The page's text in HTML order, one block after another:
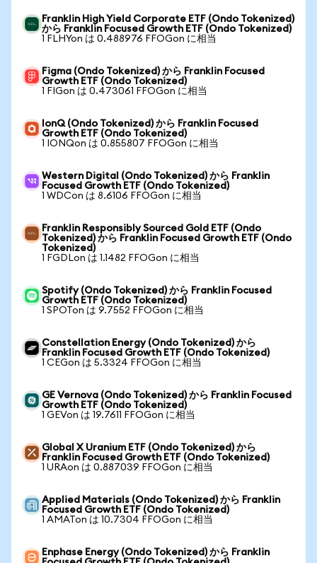
Franklin High Yield Corporate ETF (Ondo Tokenized)
から Franklin Focused Growth ETF (Ondo Tokenized)
1 FLHYon は 0.488976 FFOGon に相当
Figma (Ondo Tokenized) から Franklin Focused
Growth ETF (Ondo Tokenized)
1 FIGon は 0.473061 FFOGon に相当
IonQ (Ondo Tokenized) から Franklin Focused
Growth ETF (Ondo Tokenized)
1 IONQon は 0.855807 FFOGon に相当
Western Digital (Ondo Tokenized) から Franklin
Focused Growth ETF (Ondo Tokenized)
1 WDCon は 8.6106 FFOGon に相当
Franklin Responsibly Sourced Gold ETF (Ondo
Tokenized) から Franklin Focused Growth ETF (Ondo
Tokenized)
1 FGDLon は 1.1482 FFOGon に相当
Spotify (Ondo Tokenized) から Franklin Focused
Growth ETF (Ondo Tokenized)
1 SPOTon は 9.7552 FFOGon に相当
Constellation Energy (Ondo Tokenized) から
Franklin Focused Growth ETF (Ondo Tokenized)
1 CEGon は 5.3324 FFOGon に相当
GE Vernova (Ondo Tokenized) から Franklin Focused
Growth ETF (Ondo Tokenized)
1 GEVon は 19.7611 FFOGon に相当
Global X Uranium ETF (Ondo Tokenized) から
Franklin Focused Growth ETF (Ondo Tokenized)
1 URAon は 0.887039 FFOGon に相当
Applied Materials (Ondo Tokenized) から Franklin
Focused Growth ETF (Ondo Tokenized)
1 AMATon は 10.7304 FFOGon に相当
Enphase Energy (Ondo Tokenized) から Franklin